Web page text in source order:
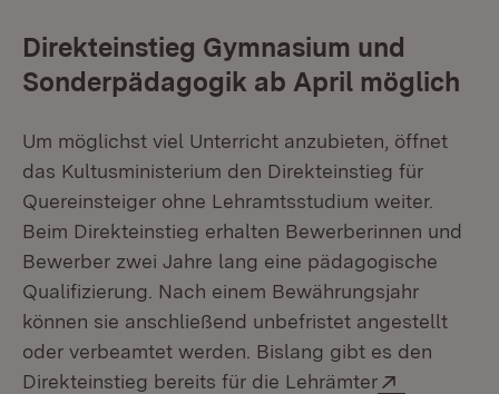
Direkteinstieg Gymnasium und
Sonderpädagogik ab April möglich
Um möglichst viel Unterricht anzubieten, öffnet
das Kultusministerium den Direkteinstieg für
Quereinsteiger ohne Lehramtsstudium weiter.
Beim Direkteinstieg erhalten Bewerberinnen und
Bewerber zwei Jahre lang eine pädagogische
Qualifizierung. Nach einem Bewährungsjahr
können sie anschließend unbefristet angestellt
oder verbeamtet werden. Bislang gibt es den
Direkteinstieg bereits für die Lehrämter